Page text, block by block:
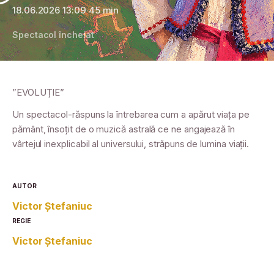
18.06.2026 13:09·45 min
Spectacol încheiat
”EVOLUȚIE”
Un spectacol-răspuns la întrebarea cum a apărut viața pe
pământ, însoțit de o muzică astrală ce ne angajează în
vârtejul inexplicabil al universului, străpuns de lumina viații.
AUTOR
Victor Ștefaniuc
REGIE
Victor Ștefaniuc